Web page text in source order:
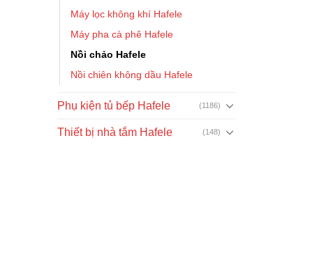
Máy lọc không khí Hafele
Máy pha cà phê Hafele
Nồi chảo Hafele
Nồi chiên không dầu Hafele
Phụ kiện tủ bếp Hafele (1186)
Thiết bị nhà tắm Hafele (148)